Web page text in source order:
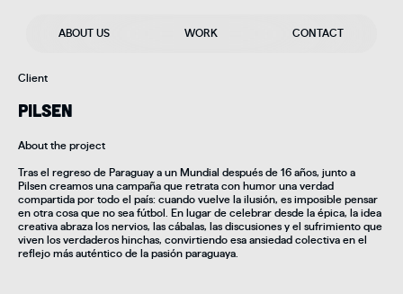
ABOUT US WORK CONTACT
Client
PILSEN
About the project
Tras el regreso de Paraguay a un Mundial después de 16 años, junto a
Pilsen creamos una campaña que retrata con humor una verdad
compartida por todo el país: cuando vuelve la ilusión, es imposible pensar
en otra cosa que no sea fútbol. En lugar de celebrar desde la épica, la idea
creativa abraza los nervios, las cábalas, las discusiones y el sufrimiento que
viven los verdaderos hinchas, convirtiendo esa ansiedad colectiva en el
reflejo más auténtico de la pasión paraguaya.